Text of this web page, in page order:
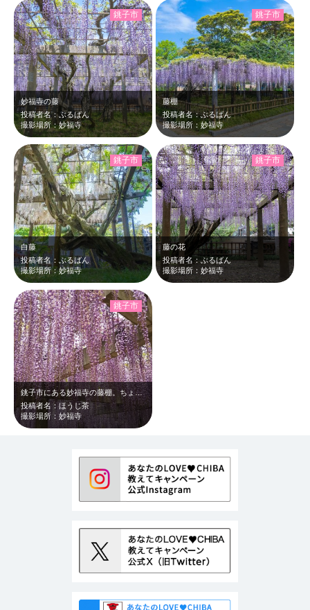
妙福寺の藤
投稿者名：ぶるばん
撮影場所：妙福寺
銚子市
藤棚
投稿者名：ぶるばん
撮影場所：妙福寺
銚子市
白藤
投稿者名：ぶるばん
撮影場所：妙福寺
銚子市
藤の花
投稿者名：ぶるばん
撮影場所：妙福寺
銚子市
銚子市にある妙福寺の藤棚。ちょうど見頃で、淡い紫色のシャワーが本当に美しくて素…
投稿者名：ほうじ茶
撮影場所：妙福寺
銚子市